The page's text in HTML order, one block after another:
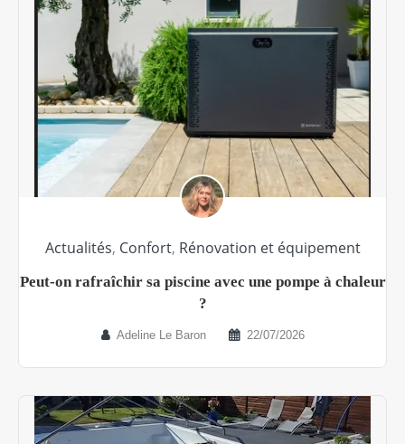
Actualités, Confort, Rénovation et équipement
Peut-on rafraîchir sa piscine avec une pompe à chaleur
?
Adeline Le Baron 22/07/2026